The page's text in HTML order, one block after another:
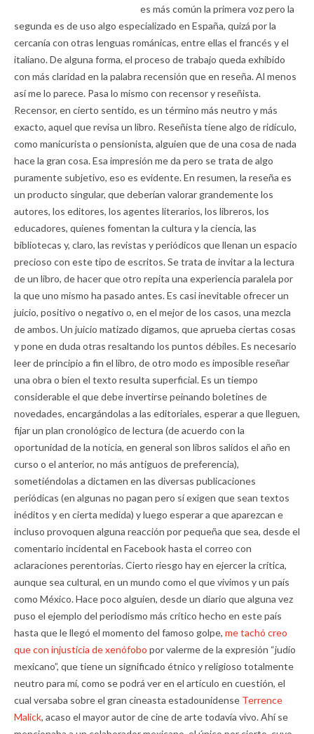
es más común la primera voz pero la
segunda es de uso algo especializado en España, quizá por la
cercanía con otras lenguas románicas, entre ellas el francés y el
italiano. De alguna forma, el proceso de trabajo queda exhibido
con más claridad en la palabra recensión que en reseña. Al menos
así me lo parece. Pasa lo mismo con recensor y reseñista.
Recensor, en cierto sentido, es un término más neutro y más
exacto, aquel que revisa un libro. Reseñista tiene algo de ridículo,
como manicurista o pensionista, alguien que de una cosa de nada
hace la gran cosa. Esa impresión me da pero se trata de algo
puramente subjetivo, eso es evidente. En resumen, la reseña es
un producto singular, que deberían valorar grandemente los
autores, los editores, los agentes literarios, los libreros, los
educadores, quienes fomentan la cultura y la ciencia, las
bibliotecas y, claro, las revistas y periódicos que llenan un espacio
precioso con este tipo de escritos. Se trata de invitar a la lectura
de un libro, de hacer que otro repita una experiencia paralela por
la que uno mismo ha pasado antes. Es casi inevitable ofrecer un
juicio, positivo o negativo o, en el mejor de los casos, una mezcla
de ambos. Un juicio matizado digamos, que aprueba ciertas cosas
y pone en duda otras resaltando los puntos débiles. Es necesario
leer de principio a fin el libro, de otro modo es imposible reseñar
una obra o bien el texto resulta superficial. Es un tiempo
considerable el que debe invertirse peinando boletines de
novedades, encargándolas a las editoriales, esperar a que lleguen,
fijar un plan cronológico de lectura (de acuerdo con la
oportunidad de la noticia, en general son libros salidos el año en
curso o el anterior, no más antiguos de preferencia),
sometiéndolas a dictamen en las diversas publicaciones
periódicas (en algunas no pagan pero sí exigen que sean textos
inéditos y en cierta medida) y luego esperar a que aparezcan e
incluso provoquen alguna reacción por pequeña que sea, desde el
comentario incidental en Facebook hasta el correo con
aclaraciones perentorias. Cierto riesgo hay en ejercer la crítica,
aunque sea cultural, en un mundo como el que vivimos y un país
como México. Hace poco alguien, desde un diario que alguna vez
puso el ejemplo del periodismo más crítico hecho en este país
hasta que le llegó el momento del famoso golpe, me tachó creo
que con injusticia de xenófobo por valerme de la expresión “judío
mexicano”, que tiene un significado étnico y religioso totalmente
neutro para mí, como se podrá ver en el artículo en cuestión, el
cual versaba sobre el gran cineasta estadounidense Terrence
Malick, acaso el mayor autor de cine de arte todavía vivo. Ahí se